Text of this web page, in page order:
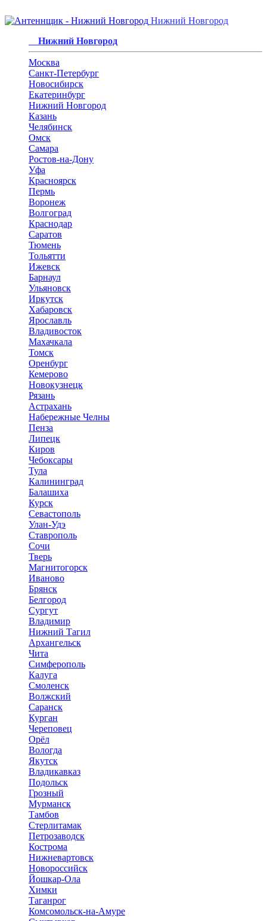
Нижний Новгород
Нижний Новгород
Москва
Санкт-Петербург
Новосибирск
Екатеринбург
Нижний Новгород
Казань
Челябинск
Омск
Самара
Ростов-на-Дону
Уфа
Красноярск
Пермь
Воронеж
Волгоград
Краснодар
Саратов
Тюмень
Тольятти
Ижевск
Барнаул
Ульяновск
Иркутск
Хабаровск
Ярославль
Владивосток
Махачкала
Томск
Оренбург
Кемерово
Новокузнецк
Рязань
Астрахань
Набережные Челны
Пенза
Липецк
Киров
Чебоксары
Тула
Калининград
Балашиха
Курск
Севастополь
Улан-Удэ
Ставрополь
Сочи
Тверь
Магнитогорск
Иваново
Брянск
Белгород
Сургут
Владимир
Нижний Тагил
Архангельск
Чита
Симферополь
Калуга
Смоленск
Волжский
Саранск
Курган
Череповец
Орёл
Вологда
Якутск
Владикавказ
Подольск
Грозный
Мурманск
Тамбов
Стерлитамак
Петрозаводск
Кострома
Нижневартовск
Новороссийск
Йошкар-Ола
Химки
Таганрог
Комсомольск-на-Амуре